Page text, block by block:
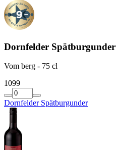
Dornfelder Spätburgunder
Vom berg - 75 cl
1099
Dornfelder Spätburgunder